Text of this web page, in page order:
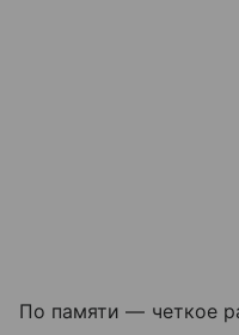
По памяти — четкое